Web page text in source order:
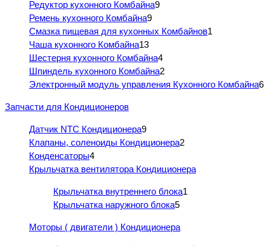
Редуктор кухонного Комбайна9
Ремень кухонного Комбайна9
Смазка пищевая для кухонных Комбайнов1
Чаша кухонного Комбайна13
Шестерня кухонного Комбайна4
Шпиндель кухонного Комбайна2
Электронный модуль управления Кухонного Комбайна6
Запчасти для Кондиционеров
Датчик NTC Кондиционера9
Клапаны, соленоиды Кондиционера2
Конденсаторы4
Крыльчатка вентилятора Кондиционера
Крыльчатка внутреннего блока1
Крыльчатка наружного блока5
Моторы ( двигатели ) Кондиционера